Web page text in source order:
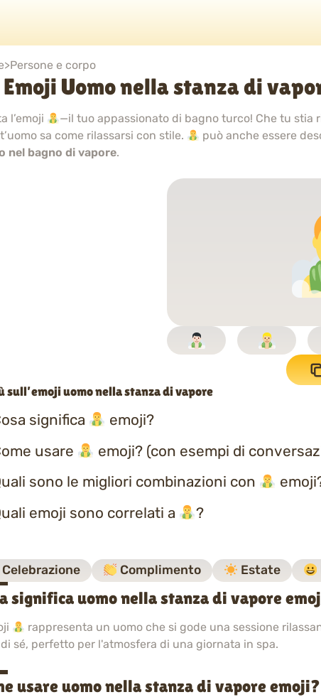
>Persone e corpo
Emoji Uomo nella stanza di
l’emoji
—il tuo appassionato di bagno turco! Che tu stia
sa come rilassarsi con stile.
può anche essere
nel bagno di vapore.
sull’emoji uomo nella stanza di vapore
significa
emoji?
usare
emoji? (con esempi di
sono le migliori combinazioni con
emoji sono correlati a
?
Celebrazione Complimento Estate
significa uomo nella stanza di vapore
rappresenta un uomo che si gode una sessione
sé, perfetto per l'atmosfera di una giornata in spa.
usare uomo nella stanza di vapore